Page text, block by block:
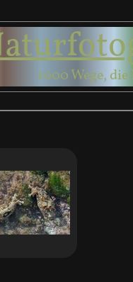
1000 Wege,